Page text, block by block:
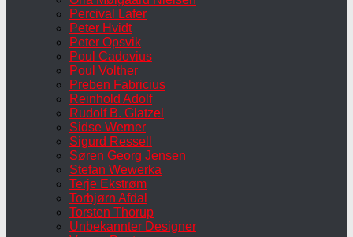
Percival Lafer
Peter Hvidt
Peter Opsvik
Poul Cadovius
Poul Volther
Preben Fabricius
Reinhold Adolf
Rudolf B. Glatzel
Sidse Werner
Sigurd Ressell
Søren Georg Jensen
Stefan Wewerka
Terje Ekstrøm
Torbjørn Afdal
Torsten Thorup
Unbekannter Designer